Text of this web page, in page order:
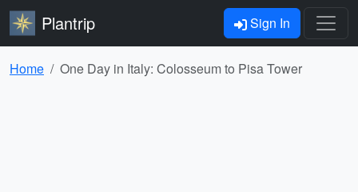
Plantrip Sign In
Home One Day in Italy: Colosseum to Pisa Tower